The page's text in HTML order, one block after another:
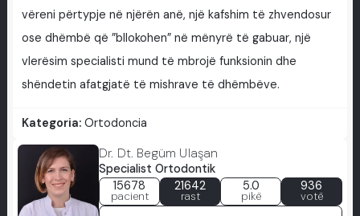
vëreni përtypje në njërën anë, një kafshim të zhvendosur
ose dhëmbë që ”bllokohen” në mënyrë të gabuar, një
vlerësim specialisti mund të mbrojë funksionin dhe
shëndetin afatgjatë të mishrave të dhëmbëve.
Kategoria: Ortodoncia
Dr. Dt. Begüm Ulaşan
Specialist Ortodontik
15678
pacient
21642
rast
5.0
pikë
936
votë